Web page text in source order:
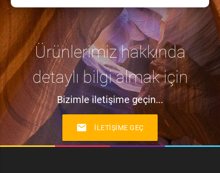
Ürünlerimiz hakkında
detaylı bilgi almak için
Bizimle iletişime geçin...
mail İLETIŞIME GEÇ